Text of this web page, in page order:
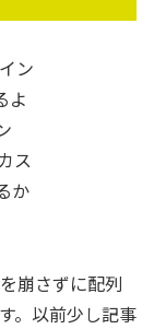
ン
よ
ス
か
崩さずに配列
。以前少し記事